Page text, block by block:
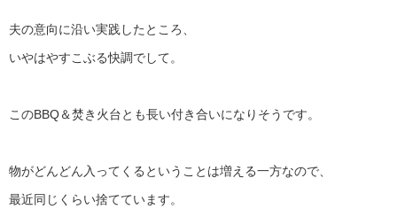
夫の意向に沿い実践したところ、
いやはやすこぶる快調でして。
このBBQ＆焚き火台とも長い付き合いになりそうです。
物がどんどん入ってくるということは増える一方なので、
最近同じくらい捨てています。